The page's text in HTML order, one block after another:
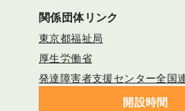
関係団体リンク
東京都福祉局
厚生労働省
発達障害者支援センター全国
開設時間